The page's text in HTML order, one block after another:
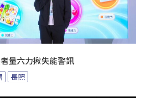
量六力揪失能警訊
長照